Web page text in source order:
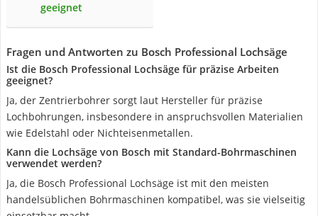
geeignet
Fragen und Antworten zu Bosch Professional Lochsäge
Ist die Bosch Professional Lochsäge für präzise Arbeiten
geeignet?
Ja, der Zentrierbohrer sorgt laut Hersteller für präzise
Lochbohrungen, insbesondere in anspruchsvollen Materialien
wie Edelstahl oder Nichteisenmetallen.
Kann die Lochsäge von Bosch mit Standard-Bohrmaschinen
verwendet werden?
Ja, die Bosch Professional Lochsäge ist mit den meisten
handelsüblichen Bohrmaschinen kompatibel, was sie vielseitig